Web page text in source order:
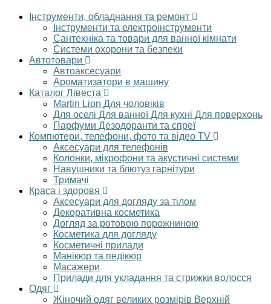
Інструменти, обладнання та ремонт
Інструменти та електроінструменти
Сантехніка та товари для ванної кімнати
Системи охорони та безпеки
Автотовари
Автоаксесуари
Ароматизатори в машину
Каталог Лівеста
Martin Lion Для чоловіків
Для оселі Для ванноїДля кухні Для поверхонь
Парфуми Дезодоранти та спреї
Компютери, телефони, фото та відео TV
Аксесуари для телефонів
Колонки, мікрофони та акустичні системи
Навушники та блютуз гарнітури
Тримачі
Краса і здоровя
Аксесуари для догляду за тілом
Декоративна косметика
Догляд за ротовою порожниною
Косметика для догляду
Косметичні прилади
Манікюр та педікюр
Масажери
Прилади для укладання та стрижки волосся
Одяг
Жіночий одяг великих розмірів Верхній